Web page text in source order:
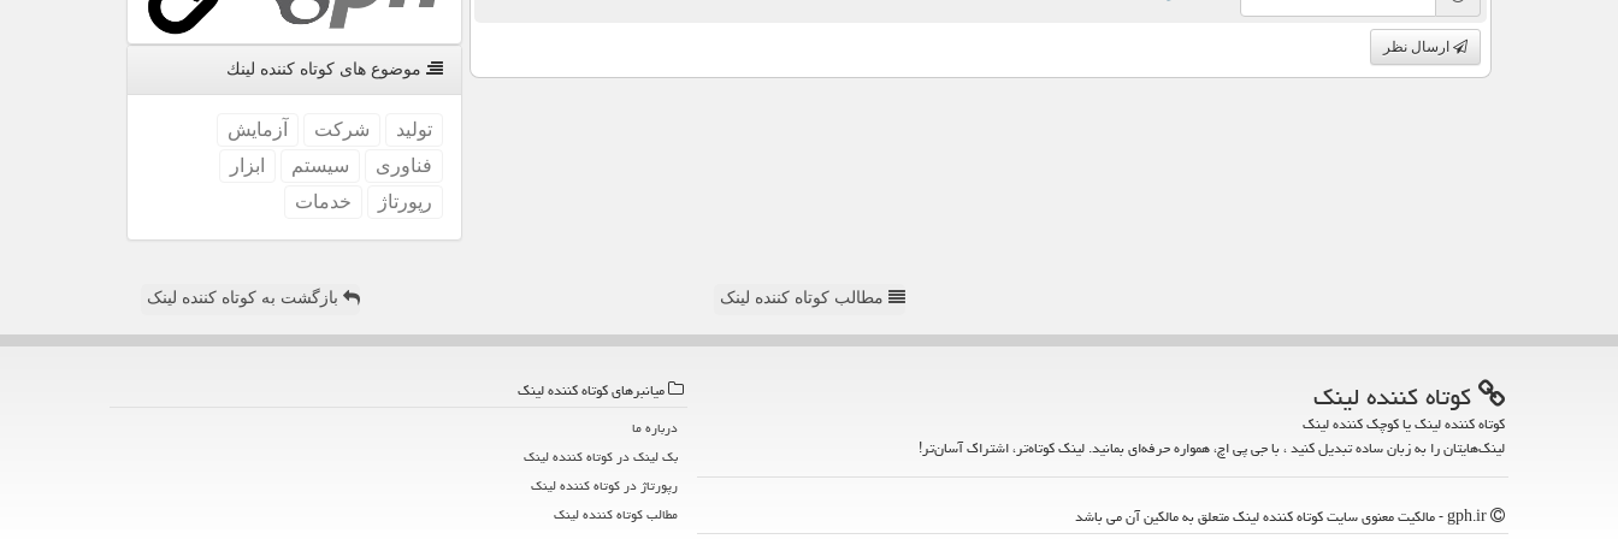
ارسال نظر
موضوع های كوتاه كننده لینك
تولید شركت
آزمایش
فناوری
سیستم
ابزار
رپورتاژ
خدمات
مطالب کوتاه کننده لینک بازگشت به کوتاه کننده لینک
كوتاه كننده لینك
کوتاه کننده لینک یا کوچک کننده لینک
لینک‌هایتان را به زبان ساده تبدیل کنید ، با جی پی اچ، همواره حرفه‌ای بمانید. لینک کوتاه‌تر، اشتراک آسان‌تر!
میانبرهای كوتاه كننده لینك
درباره ما
بک لینک در كوتاه كننده لینك
رپورتاژ در كوتاه كننده لینك
مطالب كوتاه كننده لینك